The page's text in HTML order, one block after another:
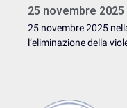
25 novembre 2025
25 novembre 2025
l’eliminazione della